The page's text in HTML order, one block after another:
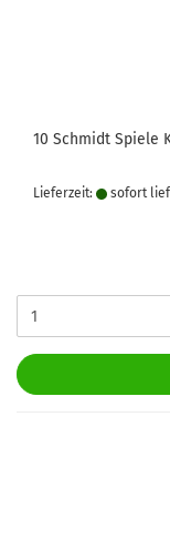
10 Schmidt Spiele
Lieferzeit: sofort